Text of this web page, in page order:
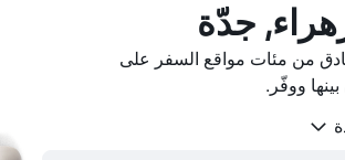
جدّة
من مئات مواقع السفر على